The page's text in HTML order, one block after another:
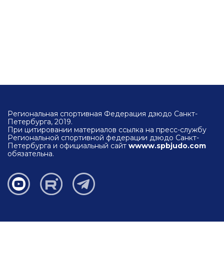
Региональная спортивная Федерация дзюдо Санкт-
Петербурга, 2019.
При цитировании материалов ссылка на пресс-службу
Региональной спортивной федерации дзюдо Санкт-
Петербурга и официальный сайт wwww.spbjudo.com
обязательна.